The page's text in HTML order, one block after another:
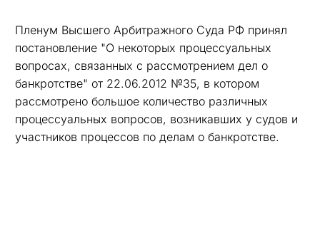
Пленум Высшего Арбитражного Суда РФ принял
постановление "О некоторых процессуальных
вопросах, связанных с рассмотрением дел о
банкротстве" от 22.06.2012 №35, в котором
рассмотрено большое количество различных
процессуальных вопросов, возникавших у судов и
участников процессов по делам о банкротстве.